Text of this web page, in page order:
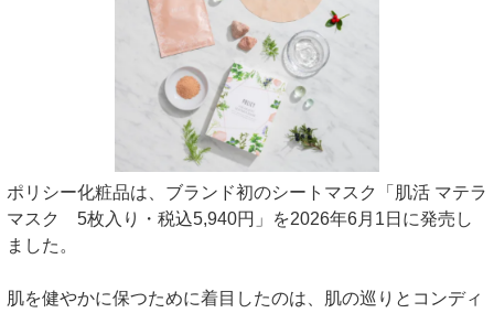
ポリシー化粧品は、ブランド初のシートマスク「肌活 マテラ
マスク 5枚入り・税込5,940円」を2026年6月1日に発売し
ました。
肌を健やかに保つために着目したのは、肌の巡りとコンディ